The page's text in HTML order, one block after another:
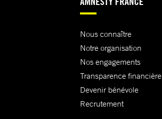
Nous connaître
Notre organisation
Nos engagements
Transparence financière
Devenir bénévole
Recrutement